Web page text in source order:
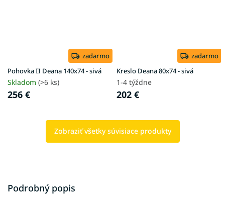
zadarmo
Pohovka II Deana 140x74 - sivá
Skladom (>6 ks)
256 €
zadarmo
Kreslo Deana 80x74 - sivá
1-4 týždne
202 €
Zobraziť všetky súvisiace produkty
Podrobný popis